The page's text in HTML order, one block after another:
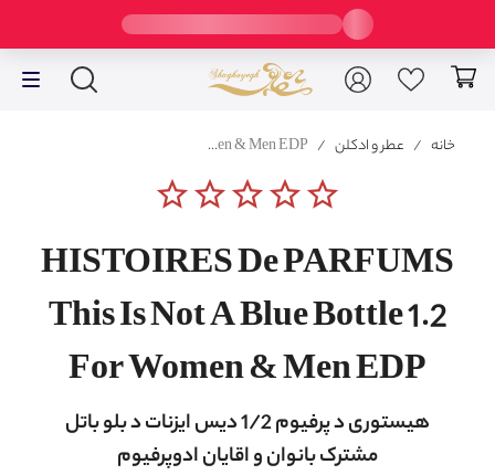
خانه / عطر و ادکلن /
HISTOIRES De PARFUMS This Is Not A Blue Bottle 1.2 For Women & Men EDP
star_borderstar_borderstar_borderstar_borderstar_border
HISTOIRES De PARFUMS
This Is Not A Blue Bottle 1.2
For Women & Men EDP
هیستوری د پرفیوم 1/2 دیس ایزنات د بلو باتل
مشترک بانوان و اقایان ادوپرفیوم